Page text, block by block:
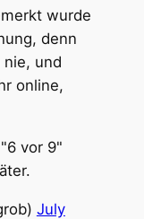
wurde
denn
nie, und
online,
vor 9"
July